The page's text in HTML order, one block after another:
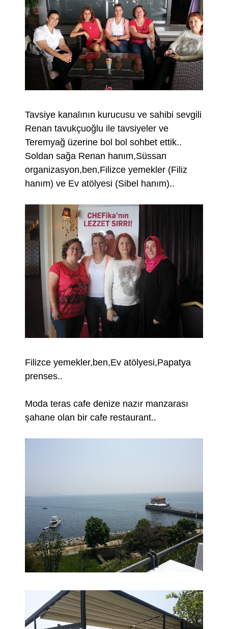
Tavsiye kanalının kurucusu ve sahibi sevgili
Renan tavukçuoğlu ile tavsiyeler ve
Teremyağ üzerine bol bol sohbet ettik..
Soldan sağa Renan hanım,Süssan
organizasyon,ben,Filizce yemekler (Filiz
hanım) ve Ev atölyesi (Sibel hanım)..
Filizce yemekler,ben,Ev atölyesi,Papatya
prenses..
Moda teras cafe denize nazır manzarası
şahane olan bir cafe restaurant..